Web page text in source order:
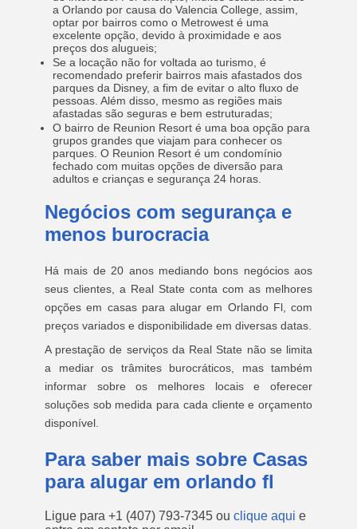
a Orlando por causa do Valencia College, assim,
optar por bairros como o Metrowest é uma
excelente opção, devido à proximidade e aos
preços dos alugueis;
Se a locação não for voltada ao turismo, é
recomendado preferir bairros mais afastados dos
parques da Disney, a fim de evitar o alto fluxo de
pessoas. Além disso, mesmo as regiões mais
afastadas são seguras e bem estruturadas;
O bairro de Reunion Resort é uma boa opção para
grupos grandes que viajam para conhecer os
parques. O Reunion Resort é um condomínio
fechado com muitas opções de diversão para
adultos e crianças e segurança 24 horas.
Negócios com segurança e
menos burocracia
Há mais de 20 anos mediando bons negócios aos
seus clientes, a Real State conta com as melhores
opções em casas para alugar em Orlando Fl, com
preços variados e disponibilidade em diversas datas.
A prestação de serviços da Real State não se limita
a mediar os trâmites burocráticos, mas também
informar sobre os melhores locais e oferecer
soluções sob medida para cada cliente e orçamento
disponível.
Para saber mais sobre Casas
para alugar em orlando fl
Ligue para +1 (407) 793-7345 ou clique aqui e